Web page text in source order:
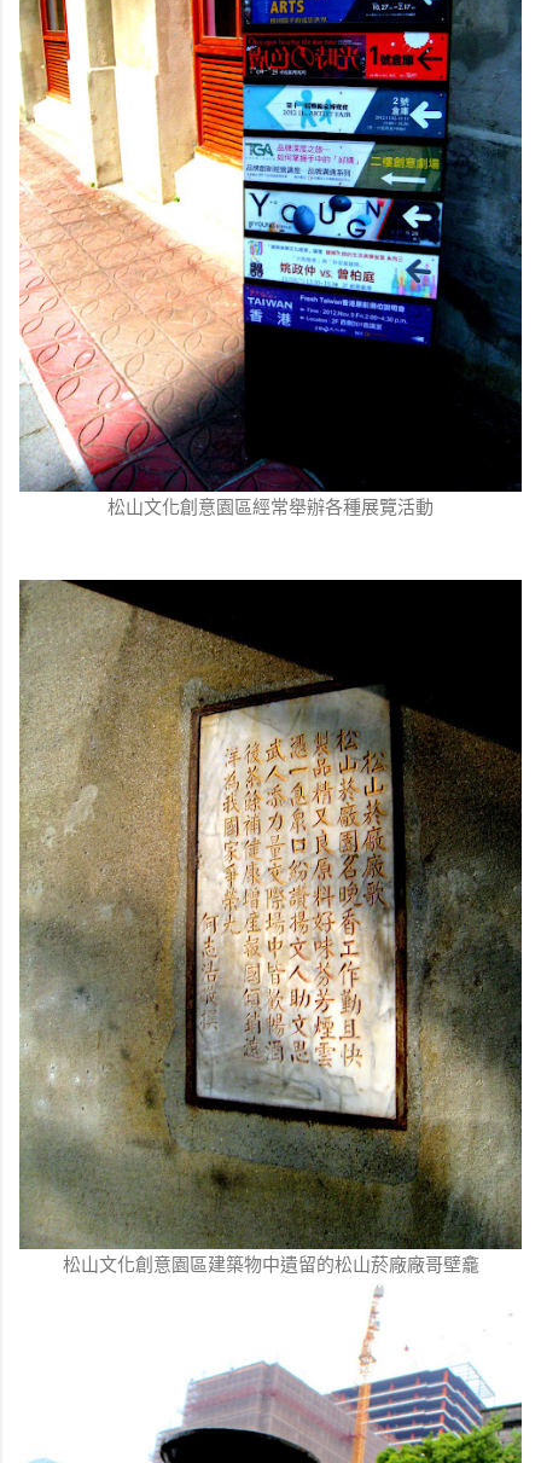
松山文化創意園區經常舉辦各種展覽活動
松山文化創意園區建築物中遺留的松山菸廠廠哥壁龕